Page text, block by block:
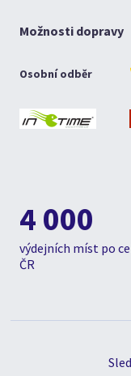
Možnosti dopravy
Osobní odběr
4 000
výdejních míst po
ČR